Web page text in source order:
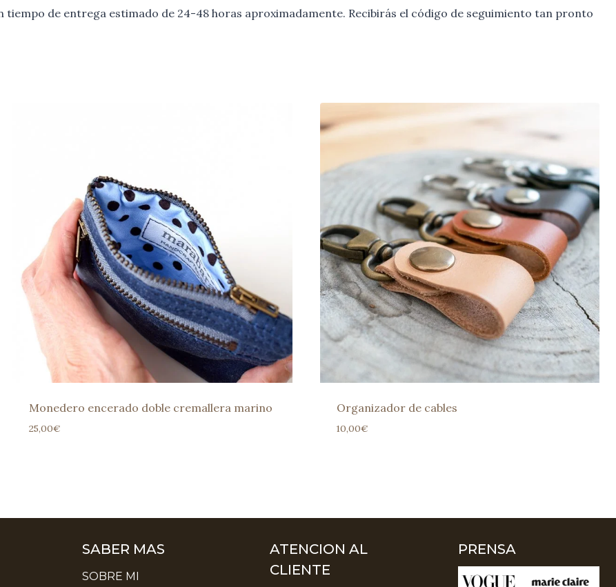
tiempo de entrega estimado de 24-48 horas aproximadamente. Recibirás el código de seguimiento tan pronto
Monedero encerado doble cremallera marino
25,00€
Organizador de cables
10,00€
SABER MAS
SOBRE MI
ATENCION AL
CLIENTE
PRENSA